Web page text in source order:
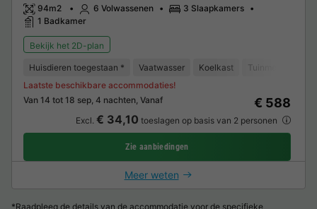
94m2 6 Volwassenen
3 Slaapkamers
1 Badkamer
Bekijk het 2D-plan
Huisdieren toegestaan * Vaatwasser Koelkast Tuinmeubelen
Van 14 tot 18 sep, 4 nachten, Vanaf
Laatste beschikbare accommodaties!
€ 588
Excl. € 34,10 toeslagen op basis van 2 personen
Zie aanbiedingen
Meer weten
*Raadpleeg de details van de accommodatie voor de specifieke